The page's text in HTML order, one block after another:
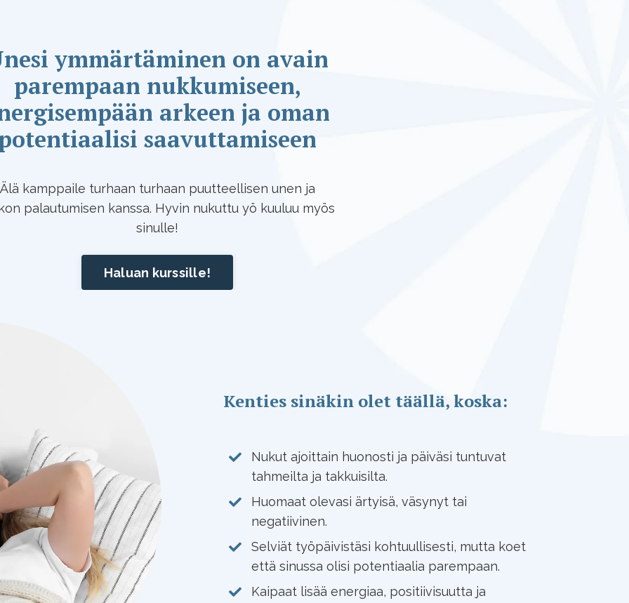
ymmärtäminen on avain
parempaan nukkumiseen,
arkeen ja oman
saavuttamiseen
Älä kamppaile turhaan turhaan puutteellisen unen ja
palautumisen kanssa. Hyvin nukuttu yö kuuluu myös
sinulle!
Haluan kurssille!
Kenties sinäkin olet täällä, koska:
Nukut ajoittain huonosti ja päiväsi tuntuvat
tahmeilta ja takkuisilta.
Huomaat olevasi ärtyisä, väsynyt tai
negatiivinen.
Selviät työpäivistäsi kohtuullisesti, mutta koet
että sinussa olisi potentiaalia parempaan.
Kaipaat lisää energiaa, positiivisuutta ja